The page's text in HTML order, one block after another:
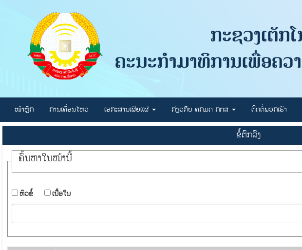
ໜ້າຫຼັກ ການເຄື່ອນໄຫວ ເອກະສານເຜີຍແຜ່ ກ່ຽວກັບ ຄກມດ ກຕສ ຕິດຕໍ່ພວກເຮົາ
ຂໍ້ຕົກລົງ
ຄົ້ນ​ຫາ​ໃນ​ໜ້ານີ້
​ຫົວ​ຂໍ້ ​ເນື້ອ​ໃນ